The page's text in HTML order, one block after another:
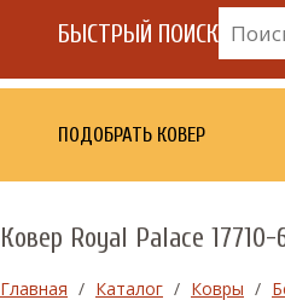
БЫСТРЫЙ ПОИСК
ПОДОБРАТЬ КОВЕР
Ковер Royal Palace 17710-
Главная / Каталог / Ковры /